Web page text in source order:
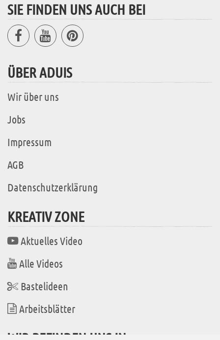
SIE FINDEN UNS AUCH BEI
ÜBER ADUIS
Wir über uns
Jobs
Impressum
AGB
Datenschutzerklärung
KREATIV ZONE
Aktuelles Video
Alle Videos
Bastelideen
Arbeitsblätter